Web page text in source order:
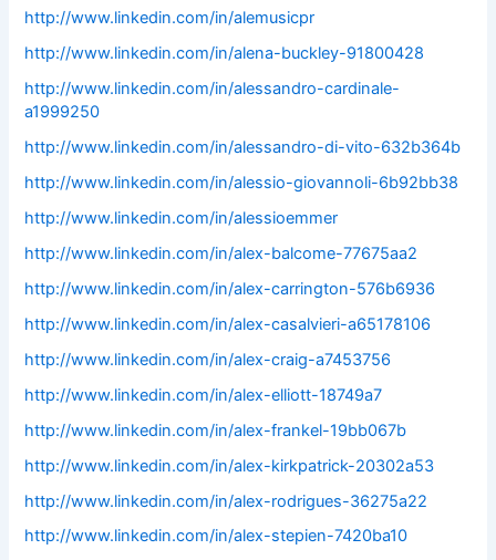
http://www.linkedin.com/in/alemusicpr
http://www.linkedin.com/in/alena-buckley-91800428
http://www.linkedin.com/in/alessandro-cardinale-
a1999250
http://www.linkedin.com/in/alessandro-di-vito-632b364b
http://www.linkedin.com/in/alessio-giovannoli-6b92bb38
http://www.linkedin.com/in/alessioemmer
http://www.linkedin.com/in/alex-balcome-77675aa2
http://www.linkedin.com/in/alex-carrington-576b6936
http://www.linkedin.com/in/alex-casalvieri-a65178106
http://www.linkedin.com/in/alex-craig-a7453756
http://www.linkedin.com/in/alex-elliott-18749a7
http://www.linkedin.com/in/alex-frankel-19bb067b
http://www.linkedin.com/in/alex-kirkpatrick-20302a53
http://www.linkedin.com/in/alex-rodrigues-36275a22
http://www.linkedin.com/in/alex-stepien-7420ba10